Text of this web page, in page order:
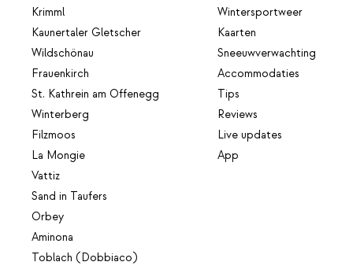
Krimml
Kaunertaler Gletscher
Wildschönau
Frauenkirch
St. Kathrein am Offenegg
Winterberg
Filzmoos
La Mongie
Vattiz
Sand in Taufers
Orbey
Aminona
Toblach (Dobbiaco)
Wintersportweer
Kaarten
Sneeuwverwachting
Accommodaties
Tips
Reviews
Live updates
App